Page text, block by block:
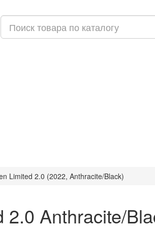
Limited 2.0 (2022, Anthracite/Black)
2.0 Anthracite/